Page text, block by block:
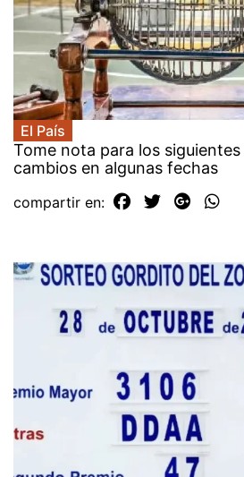
El País
Tome nota para los
cambios en algunas fechas
compartir en: